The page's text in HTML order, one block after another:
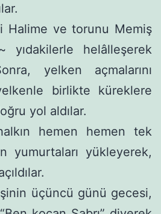
Halime ve torunu Memiş
yıdakilerle helâlleşerek
yelken açmalarını
birlikte küreklere
yol aldılar.
hemen hemen tek
yumurtaları yükleyerek,
üçüncü günü gecesi,